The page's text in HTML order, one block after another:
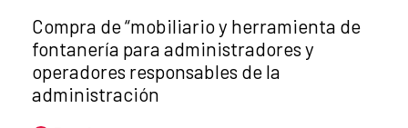
Title of the announcement:
Compra de “mobiliario y herramienta de
fontanería para administradores y
operadores responsables de la
administración